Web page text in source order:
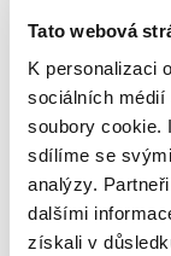
Tato webová
K personalizaci
sociálních
soubory cookie.
sdílíme se
analýzy.
dalšími
získali v